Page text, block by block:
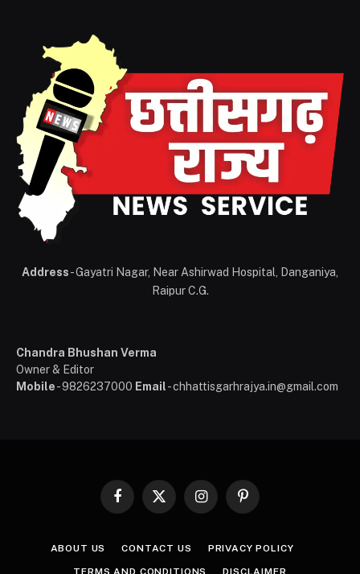
Address- Gayatri Nagar, Near Ashirwad Hospital, Danganiya,
Raipur C.G.
Chandra Bhushan Verma
Owner & Editor
Mobile- 9826237000 Email- chhattisgarhrajya.in@gmail.com
Facebook
X
InstagramPinterest
ABOUT US CONTACT US PRIVACY POLICY